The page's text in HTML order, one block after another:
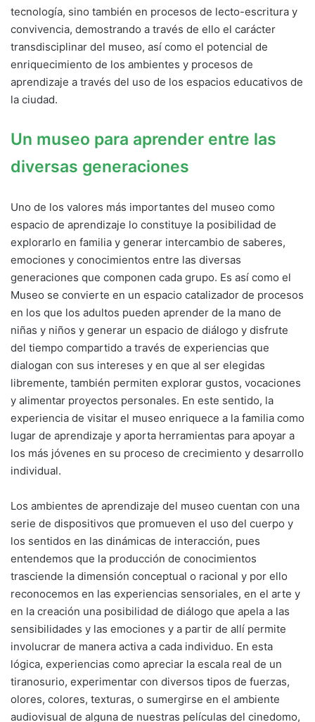
tecnología, sino también en procesos de lecto-escritura y
convivencia, demostrando a través de ello el carácter
transdisciplinar del museo, así como el potencial de
enriquecimiento de los ambientes y procesos de
aprendizaje a través del uso de los espacios educativos de
la ciudad.
Un museo para aprender entre las
diversas generaciones
Uno de los valores más importantes del museo como
espacio de aprendizaje lo constituye la posibilidad de
explorarlo en familia y generar intercambio de saberes,
emociones y conocimientos entre las diversas
generaciones que componen cada grupo. Es así como el
Museo se convierte en un espacio catalizador de procesos
en los que los adultos pueden aprender de la mano de
niñas y niños y generar un espacio de diálogo y disfrute
del tiempo compartido a través de experiencias que
dialogan con sus intereses y en que al ser elegidas
libremente, también permiten explorar gustos, vocaciones
y alimentar proyectos personales. En este sentido, la
experiencia de visitar el museo enriquece a la familia como
lugar de aprendizaje y aporta herramientas para apoyar a
los más jóvenes en su proceso de crecimiento y desarrollo
individual.
Los ambientes de aprendizaje del museo cuentan con una
serie de dispositivos que promueven el uso del cuerpo y
los sentidos en las dinámicas de interacción, pues
entendemos que la producción de conocimientos
trasciende la dimensión conceptual o racional y por ello
reconocemos en las experiencias sensoriales, en el arte y
en la creación una posibilidad de diálogo que apela a las
sensibilidades y las emociones y a partir de allí permite
involucrar de manera activa a cada individuo. En esta
lógica, experiencias como apreciar la escala real de un
tiranosurio, experimentar con diversos tipos de fuerzas,
olores, colores, texturas, o sumergirse en el ambiente
audiovisual de alguna de nuestras películas del cinedomo,